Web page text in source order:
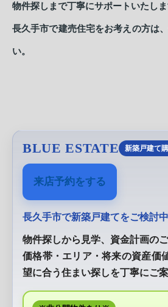
物件探しまで丁寧にサポートいたしま
長久手市で建売住宅をお考えの方は
い。
BLUE ESTATE 新築戸建て
来店予約をする
長久手市で新築戸建てをご検討
物件探しから見学、資金計画のご
価格帯・エリア・将来の資産価
望に合う住まい探しを丁寧にご